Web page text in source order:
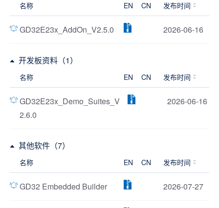
名称 EN CN 发布时间
GD32E23x_AddOn_V2.5.0 2026-06-16
开发板资料（1）
名称 EN CN 发布时间
GD32E23x_Demo_Suites_V
2.6.0
2026-06-16
其他软件（7）
名称 EN CN 发布时间
GD32 Embedded Builder 2026-07-27